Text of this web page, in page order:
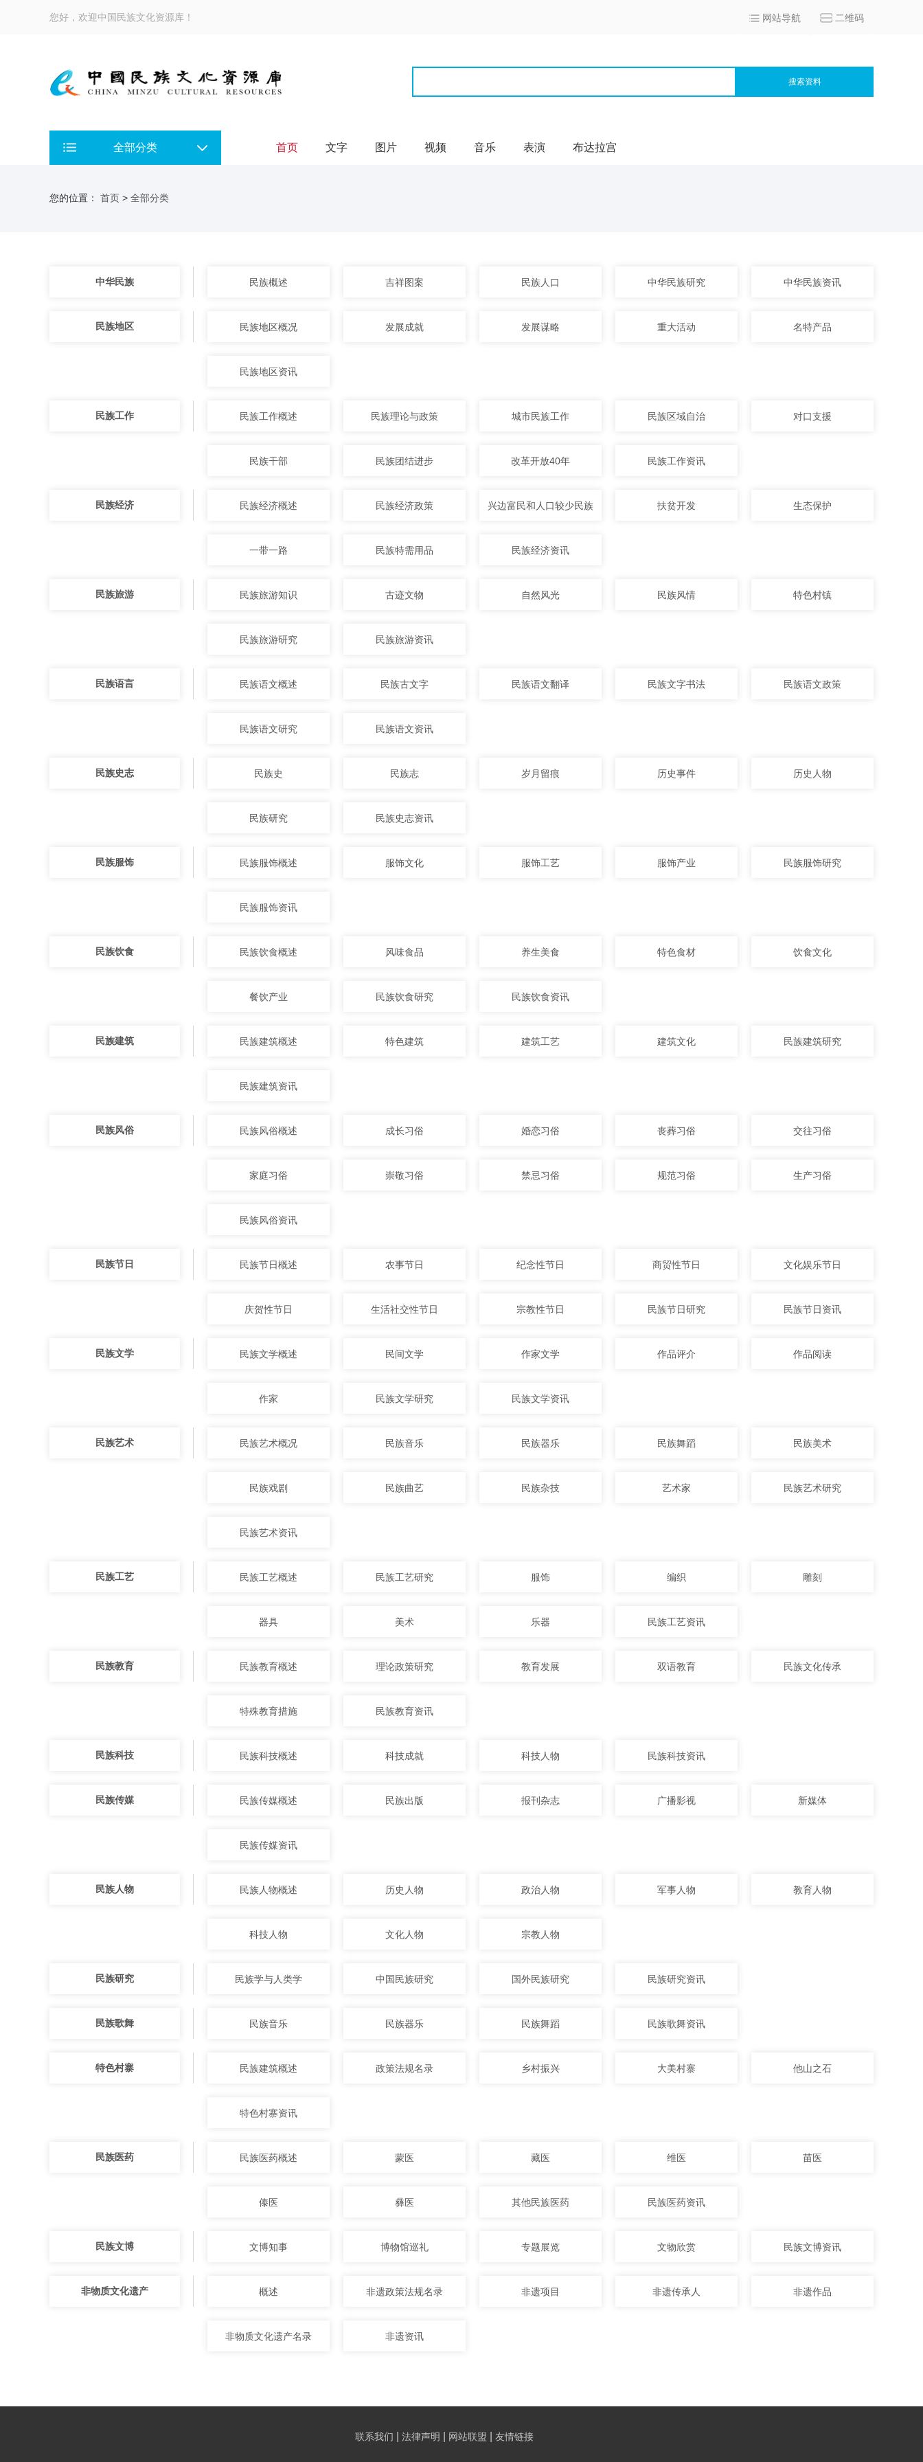
您好，欢迎中国民族文化资源库！ 网站导航 二维码
搜索资料
全部分类 首页 文字 图片 视频 音乐 表演 布达拉宫
您的位置： 首页 > 全部分类
中华民族 民族概述 吉祥图案 民族人口 中华民族研究 中华民族资讯
民族地区 民族地区概况 发展成就 发展谋略 重大活动 名特产品
民族地区资讯
民族工作 民族工作概述 民族理论与政策 城市民族工作 民族区域自治 对口支援
民族干部 民族团结进步 改革开放40年 民族工作资讯
民族经济 民族经济概述 民族经济政策 兴边富民和人口较少民族 扶贫开发 生态保护
一带一路 民族特需用品 民族经济资讯
民族旅游 民族旅游知识 古迹文物 自然风光 民族风情 特色村镇
民族旅游研究 民族旅游资讯
民族语言 民族语文概述 民族古文字 民族语文翻译 民族文字书法 民族语文政策
民族语文研究 民族语文资讯
民族史志 民族史 民族志 岁月留痕 历史事件 历史人物
民族研究 民族史志资讯
民族服饰 民族服饰概述 服饰文化 服饰工艺 服饰产业 民族服饰研究
民族服饰资讯
民族饮食 民族饮食概述 风味食品 养生美食 特色食材 饮食文化
餐饮产业 民族饮食研究 民族饮食资讯
民族建筑 民族建筑概述 特色建筑 建筑工艺 建筑文化 民族建筑研究
民族建筑资讯
民族风俗 民族风俗概述 成长习俗 婚恋习俗 丧葬习俗 交往习俗
家庭习俗 崇敬习俗 禁忌习俗 规范习俗 生产习俗
民族风俗资讯
民族节日 民族节日概述 农事节日 纪念性节日 商贸性节日 文化娱乐节日
庆贺性节日 生活社交性节日 宗教性节日 民族节日研究 民族节日资讯
民族文学 民族文学概述 民间文学 作家文学 作品评介 作品阅读
作家 民族文学研究 民族文学资讯
民族艺术 民族艺术概况 民族音乐 民族器乐 民族舞蹈 民族美术
民族戏剧 民族曲艺 民族杂技 艺术家 民族艺术研究
民族艺术资讯
民族工艺 民族工艺概述 民族工艺研究 服饰 编织 雕刻
器具 美术 乐器 民族工艺资讯
民族教育 民族教育概述 理论政策研究 教育发展 双语教育 民族文化传承
特殊教育措施 民族教育资讯
民族科技 民族科技概述 科技成就 科技人物 民族科技资讯
民族传媒 民族传媒概述 民族出版 报刊杂志 广播影视 新媒体
民族传媒资讯
民族人物 民族人物概述 历史人物 政治人物 军事人物 教育人物
科技人物 文化人物 宗教人物
民族研究 民族学与人类学 中国民族研究 国外民族研究 民族研究资讯
民族歌舞 民族音乐 民族器乐 民族舞蹈 民族歌舞资讯
特色村寨 民族建筑概述 政策法规名录 乡村振兴 大美村寨 他山之石
特色村寨资讯
民族医药 民族医药概述 蒙医 藏医 维医 苗医
傣医 彝医 其他民族医药 民族医药资讯
民族文博 文博知事 博物馆巡礼 专题展览 文物欣赏 民族文博资讯
非物质文化遗产 概述 非遗政策法规名录 非遗项目 非遗传承人 非遗作品
非物质文化遗产名录 非遗资讯
联系我们 法律声明 网站联盟 友情链接